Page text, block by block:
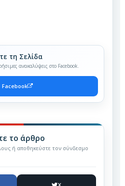
τη Σελίδα
ανακαλύψεις στο Facebook.
Facebook
το άρθρο
ή αποθηκεύστε τον σύνδεσμο